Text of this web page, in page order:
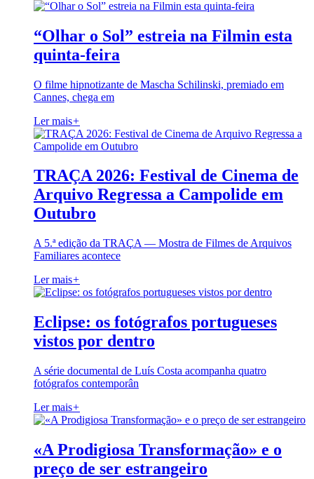
“Olhar o Sol” estreia na Filmin esta
quinta-feira
O filme hipnotizante de Mascha Schilinski, premiado em
Cannes, chega em
Ler mais+
TRAÇA 2026: Festival de Cinema de
Arquivo Regressa a Campolide em
Outubro
A 5.ª edição da TRAÇA — Mostra de Filmes de Arquivos
Familiares acontece
Ler mais+
Eclipse: os fotógrafos portugueses
vistos por dentro
A série documental de Luís Costa acompanha quatro
fotógrafos contemporân
Ler mais+
«A Prodigiosa Transformação» e o
preço de ser estrangeiro